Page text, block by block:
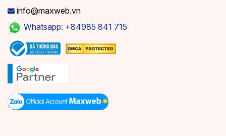
info@maxweb.vn
Whatsapp: +84985 841 715